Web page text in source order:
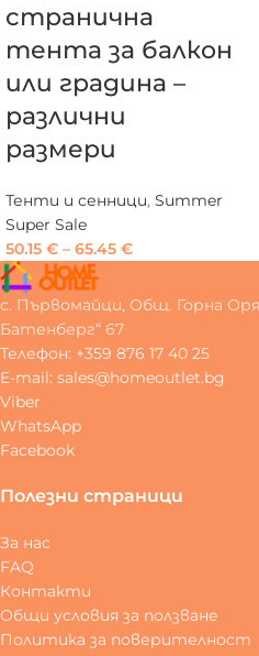
странична
тента за балкон
или градина –
различни
размери
Тенти и сенници, Summer
Super Sale
50.15 € – 65.45 €
с. Първомайци, Общ. Горна
Батенберг“ 67
Телефон: +359 876 17 40 25
E-mail: sales@homeoutlet.bg
Viber
WhatsApp
Facebook
Полезни страници
За нас
FAQ
Контакти
Общи условия за ползване
Политика за поверителност